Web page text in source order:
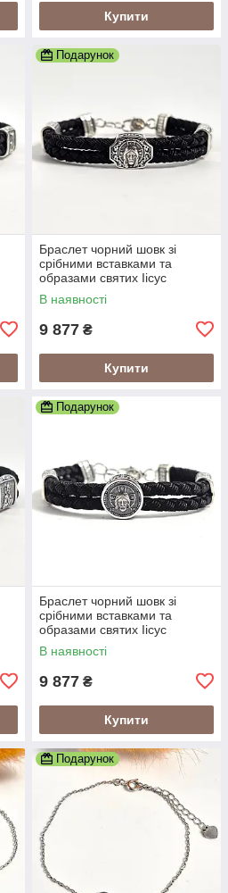
Купити
Подарунок
Браслет чорний шовк зі
срібними вставками та
образами святих Іісус
Христос
В наявності
9 877 ₴
Купити
Подарунок
Браслет чорний шовк зі
срібними вставками та
образами святих Іісус
Христос
В наявності
9 877 ₴
Купити
Подарунок